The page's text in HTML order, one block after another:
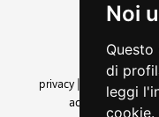
Noi
di
leggi
cookie.
privacy
cookie |note
accessibilità|